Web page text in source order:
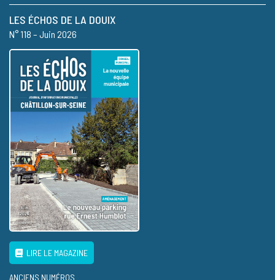
LES ÉCHOS DE LA DOUIX
N° 118 – Juin 2026
LIRE LE MAGAZINE
ANCIENS NUMÉROS